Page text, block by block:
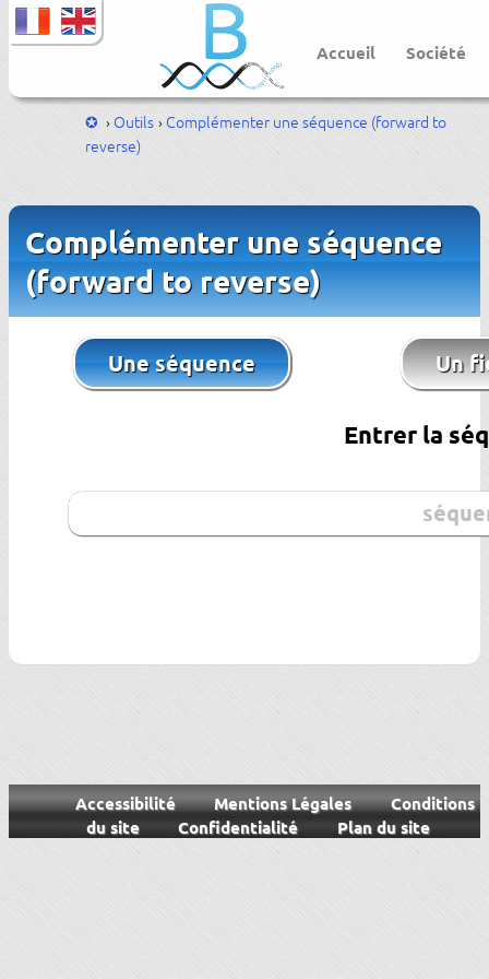
Accueil Société
Outils Complémenter une séquence (forward to
reverse)
Complémenter une séquence
(forward to reverse)
Une séquence Un
Entrer la
Accessibilité Mentions Légales
Conditions
du site
Confidentialité Plan du site